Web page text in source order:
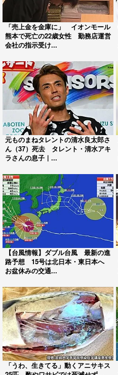
「売上金を金庫に」 イオンモール
熊本で死亡の22歳女性 勤務店運営
会社の指示受け...
元ものまねタレントの清水良太郎さ
ん（37）死去 タレント・清水アキ
ラさんの息子｜...
【台風情報】ダブル台風 最新の進
路予想 15号は北日本・東日本へ
お盆休みの交通...
「うわ、生きてる」動くアニサキス